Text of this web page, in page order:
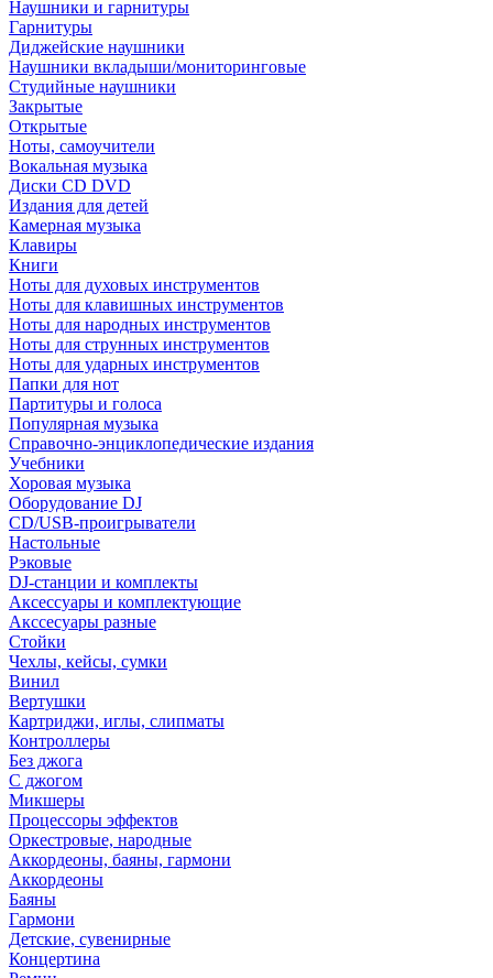
Наушники и гарнитуры
Гарнитуры
Диджейские наушники
Наушники вкладыши/мониторинговые
Студийные наушники
Закрытые
Открытые
Ноты, самоучители
Вокальная музыка
Диски CD DVD
Издания для детей
Камерная музыка
Клавиры
Книги
Ноты для духовых инструментов
Ноты для клавишных инструментов
Ноты для народных инструментов
Ноты для струнных инструментов
Ноты для ударных инструментов
Папки для нот
Партитуры и голоса
Популярная музыка
Справочно-энциклопедические издания
Учебники
Хоровая музыка
Оборудование DJ
CD/USB-проигрыватели
Настольные
Рэковые
DJ-станции и комплекты
Аксессуары и комплектующие
Акссесуары разные
Стойки
Чехлы, кейсы, сумки
Винил
Вертушки
Картриджи, иглы, слипматы
Контроллеры
Без джога
С джогом
Микшеры
Процессоры эффектов
Оркестровые, народные
Аккордеоны, баяны, гармони
Аккордеоны
Баяны
Гармони
Детские, сувенирные
Концертина